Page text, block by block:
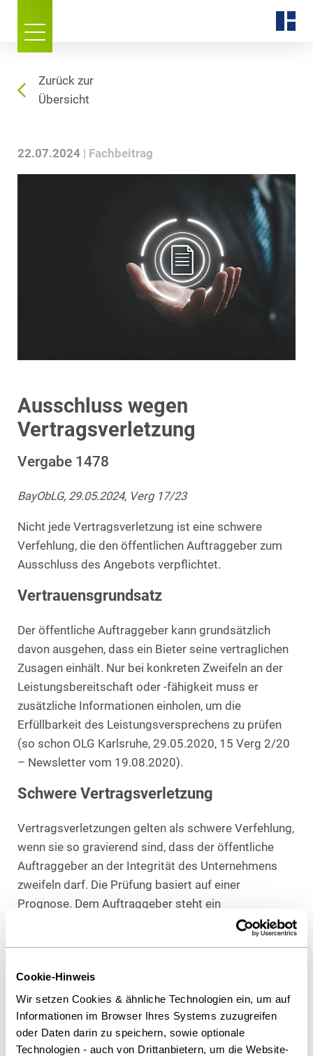
Cookie-Hinweis
Wir setzen Cookies & ähnliche Technologien ein, um auf
Informationen im Browser Ihres Systems zuzugreifen
oder Daten darin zu speichern, sowie optionale
Technologien - auch von Drittanbietern, um die Website-
Zurück zur
Übersicht
22.07.2024 Fachbeitrag
Ausschluss wegen
Vertragsverletzung
Vergabe 1478
BayObLG, 29.05.2024, Verg 17/23
Nicht jede Vertragsverletzung ist eine schwere
Verfehlung, die den öffentlichen Auftraggeber zum
Ausschluss des Angebots verpflichtet.
Vertrauensgrundsatz
Der öffentliche Auftraggeber kann grundsätzlich
davon ausgehen, dass ein Bieter seine vertraglichen
Zusagen einhält. Nur bei konkreten Zweifeln an der
Leistungsbereitschaft oder -fähigkeit muss er
zusätzliche Informationen einholen, um die
Erfüllbarkeit des Leistungsversprechens zu prüfen
(so schon OLG Karlsruhe, 29.05.2020, 15 Verg 2/20
– Newsletter vom 19.08.2020).
Schwere Vertragsverletzung
Vertragsverletzungen gelten als schwere Verfehlung,
wenn sie so gravierend sind, dass der öffentliche
Auftraggeber an der Integrität des Unternehmens
zweifeln darf. Die Prüfung basiert auf einer
Prognose. Dem Auftraggeber steht ein
Beurteilungsspielraum zu (so schon das BayObLG,
Weite Definition
Vertragsverstöße lassen sich als Verfehlung im
Rahmen der beruflichen Tätigkeit qualifizieren.